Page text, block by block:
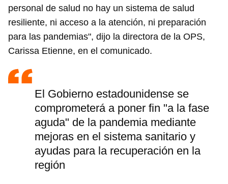
personal de salud no hay un sistema de salud
resiliente, ni acceso a la atención, ni preparación
para las pandemias", dijo la directora de la OPS,
Carissa Etienne, en el comunicado.
El Gobierno estadounidense se
comprometerá a poner fin "a la fase
aguda" de la pandemia mediante
mejoras en el sistema sanitario y
ayudas para la recuperación en la
región